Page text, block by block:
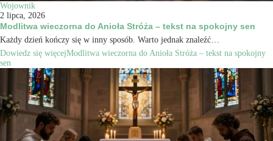
Wojownik
2 lipca, 2026
Modlitwa wieczorna do Anioła Stróża – tekst na spokojny sen
Każdy dzień kończy się w inny sposób. Warto jednak znaleźć…
Dowiedz się więcejModlitwa wieczorna do Anioła Stróża – tekst na spokojny
sen